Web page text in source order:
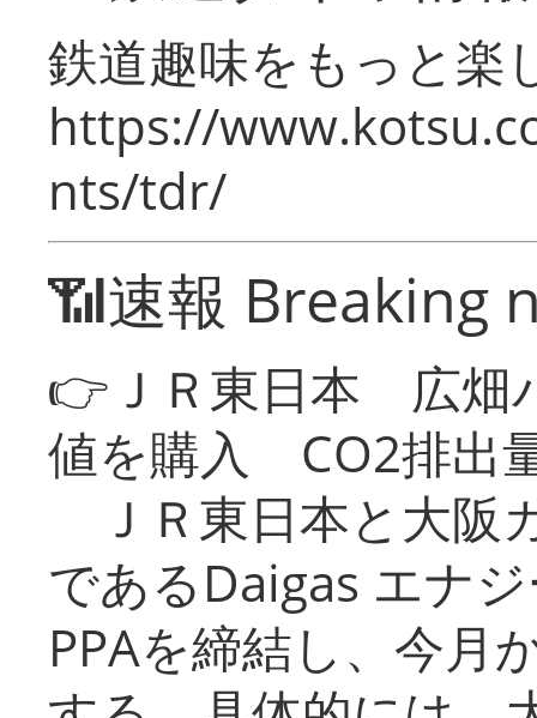
鉄道趣味をもっと楽
https://
nts/tdr/
📶速報 Breaking
👉ＪＲ東日本 広畑
値を購入 CO2排出
ＪＲ東日本と大阪
であるDaigas エナ
PPAを締結し、今月